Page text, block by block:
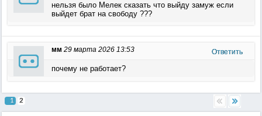
нельзя было Мелек сказать что выйду замуж если
выйдет брат на свободу ???
мм 29 марта 2026 13:53 Ответить
почему не работает?
1 2